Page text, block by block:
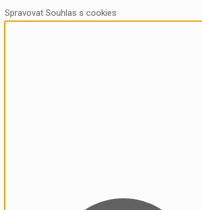
Spravovat Souhlas s cookies